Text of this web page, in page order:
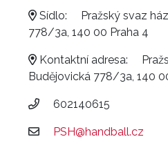
Sídlo:
Pražský svaz
778/3a, 140 00 Praha 4
Kontaktní adresa:
Budějovická 778/3a, 140
602140615
PSH@handball.cz